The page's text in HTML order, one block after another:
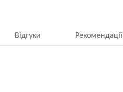
Відгуки Рекомендації